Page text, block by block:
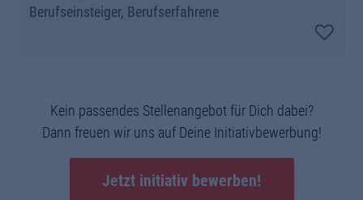
Berufseinsteiger, Berufserfahrene
Kein passendes Stellenangebot für Dich dabei?
Dann freuen wir uns auf Deine Initiativbewerbung!
Jetzt initiativ bewerben!